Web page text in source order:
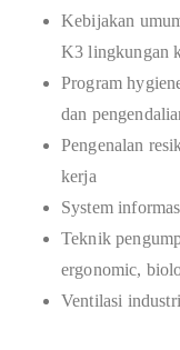
Kebijakan
K3 lingkungan
Program
dan
Pengenalan
kerja
System
Teknik
ergonomic,
Ventilasi industri